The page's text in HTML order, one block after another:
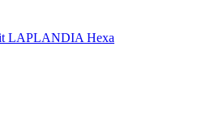
LAPLANDIA Hexa